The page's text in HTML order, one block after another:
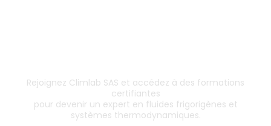
Rejoignez Climlab SAS et accédez à des formations
certifiantes
pour devenir un expert en fluides frigorigènes et
systèmes thermodynamiques.